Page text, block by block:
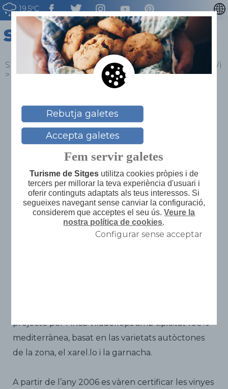
19.5ºC
ENGLISH
ESPAÑOL
FRANÇAIS
Sitges > Què fer? > Enoturisme > La Carretera del Vi
>
Finca Viladellops
Finca Viladellops
“ Viladellops un petit nucli rural. El clima, el
terroir i l’historia d’aquest lloc son la base del
projecte Finca Viladellops , d’on els seus vins
volen expresar la personalidad del Massís del
Garraf amb un terreny calcari-argilós, format per
muntanyes baixes que parteixen del mar i
arriben als 500 metres.
projecte per Finca Viladellops amb tipicitat 100%
mediterrànea, basat en las varietats autòctones
de la zona, el xarel.lo i la garnacha.
A partir de l’any 2006 es vàren certificar les vinyes
Rebutja galetes
Accepta galetes
Fem servir galetes
Turisme de Sitgesutilitza cookies pròpies i de
tercers per millorar la teva experiència d'usuari i
oferir continguts adaptats als teus interessos. Si
segueixes navegant sense canviar la configuració,
considerem que acceptes el seu ús.Veure la
nostra política de cookies.
Configurar sense acceptar